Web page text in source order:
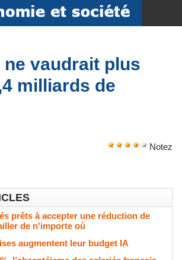
ne vaudrait plus
milliards de
Notez
prêts à accepter une réduction de
de n'importe où
augmentent leur budget IA